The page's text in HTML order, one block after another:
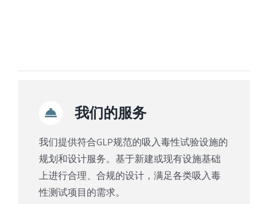
我们的服务
我们提供符合GLP规范的吸入毒性试验设施的
规划和设计服务。基于新建或现有设施基础
上进行合理、合规的设计，满足各类吸入毒
性测试项目的需求。